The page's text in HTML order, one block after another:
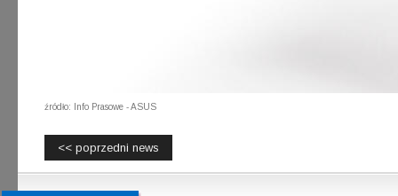
źródło: Info Prasowe - ASUS
<< poprzedni news